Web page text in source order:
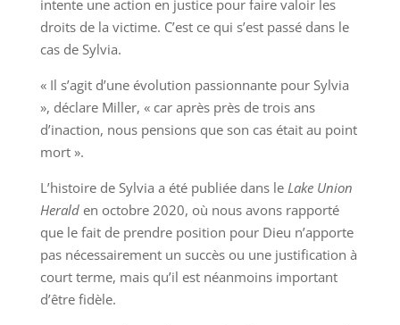
intente une action en justice pour faire valoir les
droits de la victime. C’est ce qui s’est passé dans le
cas de Sylvia.
« Il s’agit d’une évolution passionnante pour Sylvia
», déclare Miller, « car après près de trois ans
d’inaction, nous pensions que son cas était au point
mort ».
L’histoire de Sylvia a été publiée dans le Lake Union
Heralden octobre 2020, où nous avons rapporté
que le fait de prendre position pour Dieu n’apporte
pas nécessairement un succès ou une justification à
court terme, mais qu’il est néanmoins important
d’être fidèle.